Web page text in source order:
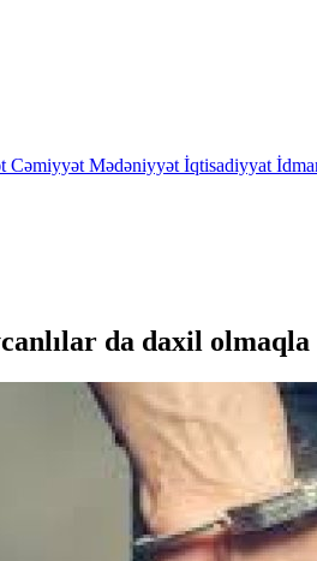
Cəmiyyət Mədəniyyət İqtisadiyyat
da daxil